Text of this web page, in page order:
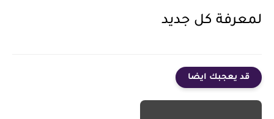
لمعرفة كل جديد
قد يعجبك ايضا